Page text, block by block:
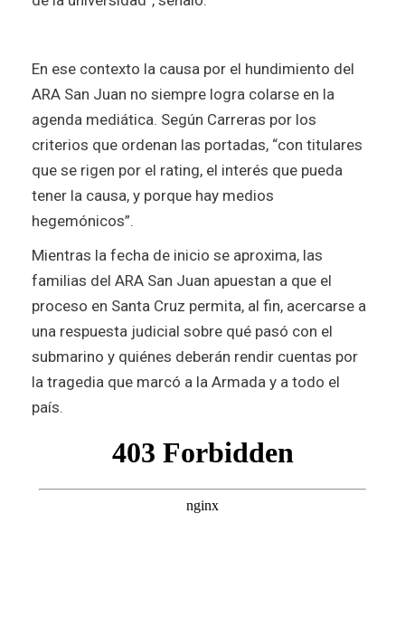
En ese contexto la causa por el hundimiento del
ARA San Juan no siempre logra colarse en la
agenda mediática. Según Carreras por los
criterios que ordenan las portadas, “con titulares
que se rigen por el rating, el interés que pueda
tener la causa, y porque hay medios
hegemónicos”.
Mientras la fecha de inicio se aproxima, las
familias del ARA San Juan apuestan a que el
proceso en Santa Cruz permita, al fin, acercarse a
una respuesta judicial sobre qué pasó con el
submarino y quiénes deberán rendir cuentas por
la tragedia que marcó a la Armada y a todo el
país.